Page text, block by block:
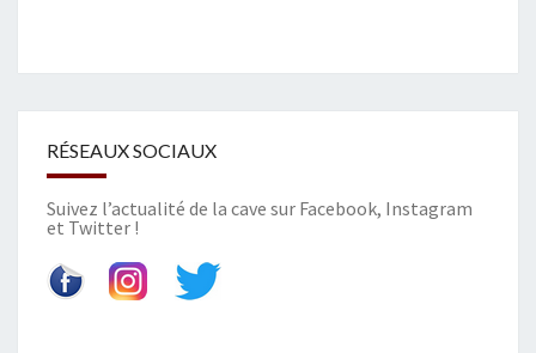
L
RÉSEAUX SOCIAUX
Suivez l’actualité de la cave sur Facebook, Instagram
et Twitter !